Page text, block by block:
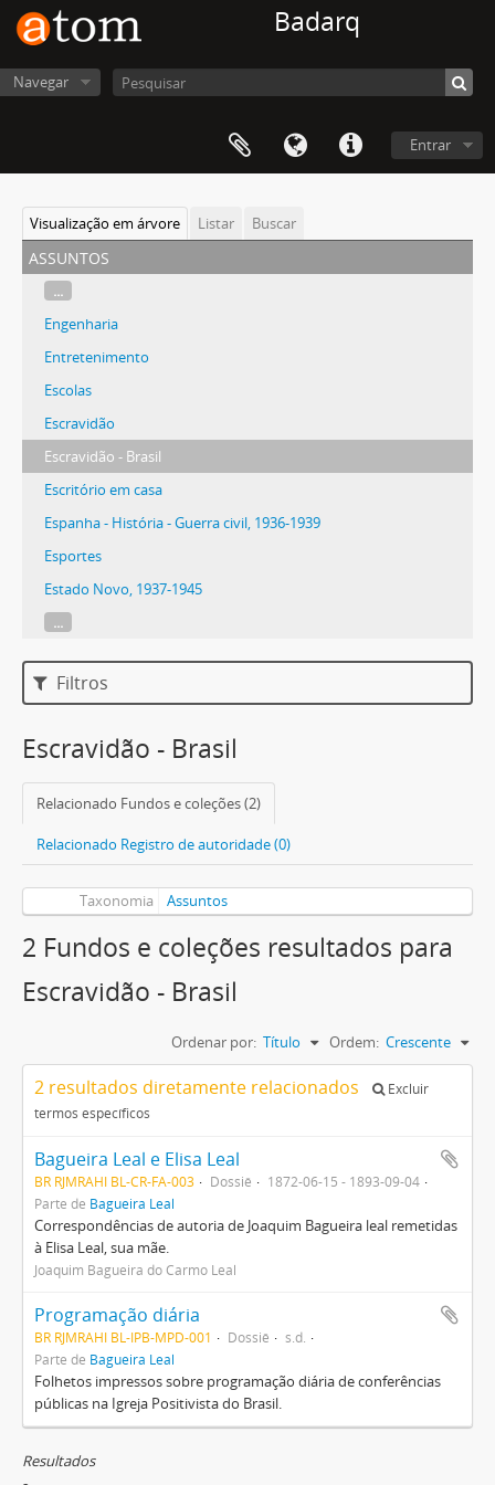
Badarq
Navegar
Entrar
Visualização em árvore Listar Buscar
assuntos
...
Engenharia
Entretenimento
Escolas
Escravidão
Escravidão - Brasil
Escritório em casa
Espanha - História - Guerra civil, 1936-1939
Esportes
Estado Novo, 1937-1945
...
Filtros
Escravidão - Brasil
Relacionado Fundos e coleções (2)
Relacionado Registro de autoridade (0)
Taxonomia Assuntos
2 Fundos e coleções resultados para
Escravidão - Brasil
Ordenar por: Título Ordem: Crescente
2 resultados diretamente relacionados
Excluir
termos específicos
Bagueira Leal e Elisa Leal
BR RJMRAHI BL-CR-FA-003 Dossiê
1872-06-15 - 1893-09-04
Parte de Bagueira Leal
Correspondências de autoria de Joaquim Bagueira leal remetidas
à Elisa Leal, sua mãe.
Joaquim Bagueira do Carmo Leal
Programação diária
BR RJMRAHI BL-IPB-MPD-001 Dossiê
s.d.
Parte de Bagueira Leal
Folhetos impressos sobre programação diária de conferências
públicas na Igreja Positivista do Brasil.
Resultados